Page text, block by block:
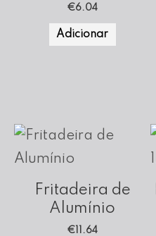
€6.04
Adicionar
Fritadeira de
Alumínio
€ 11.64